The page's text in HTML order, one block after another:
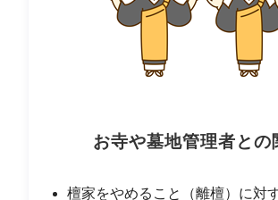
お寺や墓地管理者との
檀家をやめること（離檀）に対